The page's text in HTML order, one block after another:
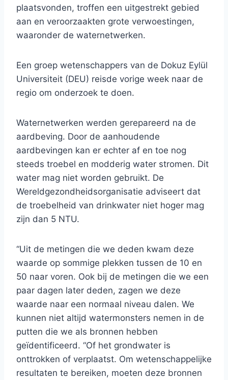
plaatsvonden, troffen een uitgestrekt gebied
aan en veroorzaakten grote verwoestingen,
waaronder de waternetwerken.
Een groep wetenschappers van de Dokuz Eylül
Universiteit (DEU) reisde vorige week naar de
regio om onderzoek te doen.
Waternetwerken werden gerepareerd na de
aardbeving. Door de aanhoudende
aardbevingen kan er echter af en toe nog
steeds troebel en modderig water stromen. Dit
water mag niet worden gebruikt. De
Wereldgezondheidsorganisatie adviseert dat
de troebelheid van drinkwater niet hoger mag
zijn dan 5 NTU.
“Uit de metingen die we deden kwam deze
waarde op sommige plekken tussen de 10 en
50 naar voren. Ook bij de metingen die we een
paar dagen later deden, zagen we deze
waarde naar een normaal niveau dalen. We
kunnen niet altijd watermonsters nemen in de
putten die we als bronnen hebben
geïdentificeerd. “Of het grondwater is
onttrokken of verplaatst. Om wetenschappelijke
resultaten te bereiken, moeten deze bronnen